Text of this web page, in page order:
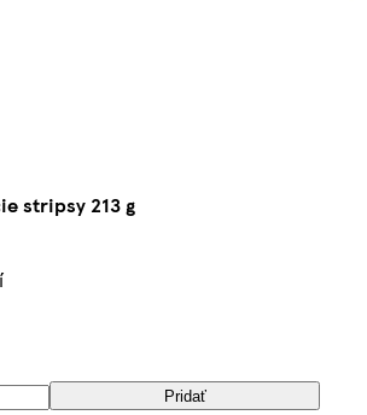
stripsy 213 g
Pridať